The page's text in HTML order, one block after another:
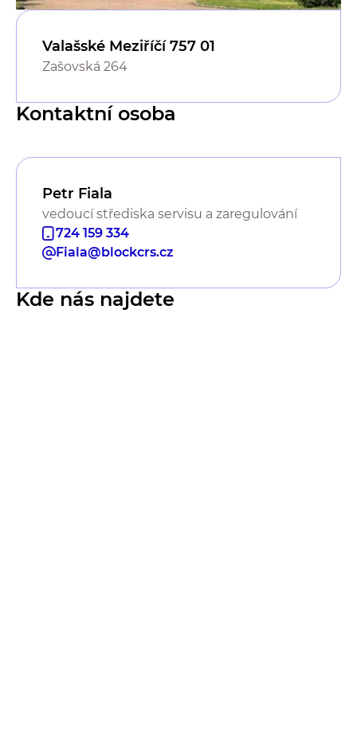
Valašské Meziříčí 757 01
Zašovská 264
Kontaktní osoba
Petr Fiala
vedoucí střediska servisu a zaregulování
724 159 334
Fiala@blockcrs.cz
Kde nás najdete